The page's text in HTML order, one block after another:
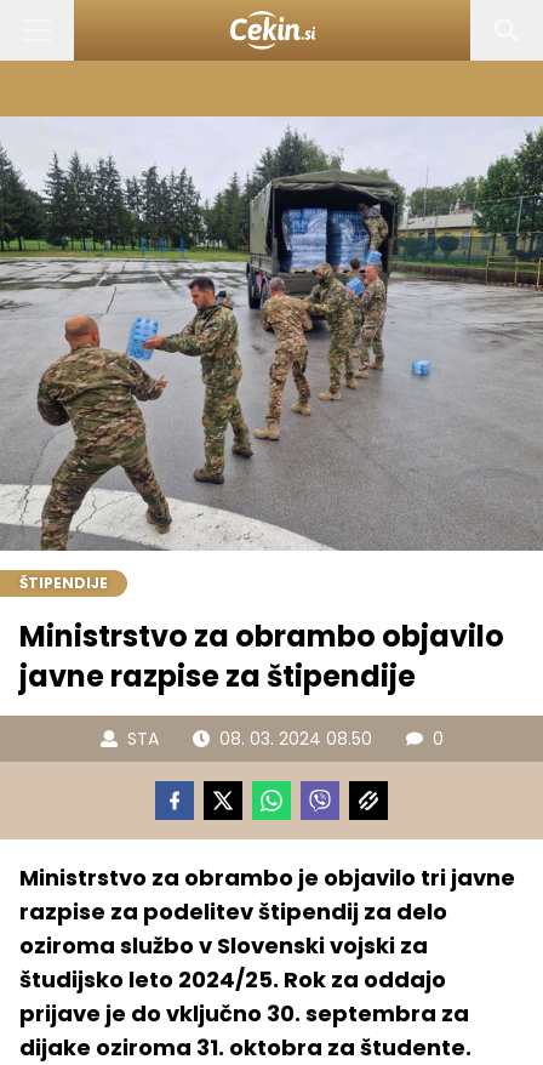
ŠTIPENDIJE
Ministrstvo za obrambo objavilo
javne razpise za štipendije
STA 08. 03. 2024 08.50 0
Ministrstvo za obrambo je objavilo tri javne
razpise za podelitev štipendij za delo
oziroma službo v Slovenski vojski za
študijsko leto 2024/25. Rok za oddajo
prijave je do vključno 30. septembra za
dijake oziroma 31. oktobra za študente.